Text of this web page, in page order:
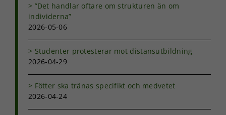
”Det handlar oftare om strukturen än om
individerna”
2026-05-06
Studenter protesterar mot distansutbildning
2026-04-29
Fötter ska tränas specifikt och medvetet
2026-04-24
baserat på
För att vår
hemsida ska